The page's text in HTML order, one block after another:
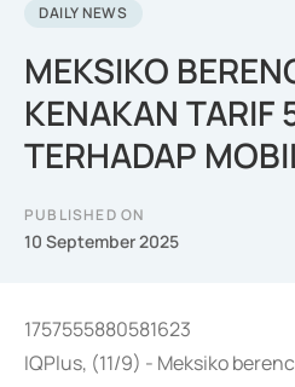
DAILY NEWS
MEKSIKO
KENAKAN TARIF
TERHADAP
PUBLISHED ON
10 September 2025
1757555880581623
IQPlus, (11/9) - Meksiko